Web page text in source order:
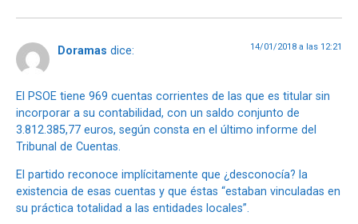
Doramas dice: 14/01/2018 a las 12:21
El PSOE tiene 969 cuentas corrientes de las que es titular sin
incorporar a su contabilidad, con un saldo conjunto de
3.812.385,77 euros, según consta en el último informe del
Tribunal de Cuentas.
El partido reconoce implícitamente que ¿desconocía? la
existencia de esas cuentas y que éstas “estaban vinculadas en
su práctica totalidad a las entidades locales”.